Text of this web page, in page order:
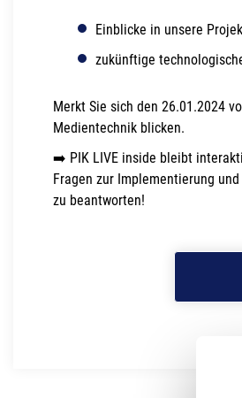
Einblicke in unsere
zukünftige
Merkt Sie sich den 26.01.2024
Medientechnik blicken.
➡️ PIK LIVE inside bleibt
Fragen zur Implementierung
zu beantworten!